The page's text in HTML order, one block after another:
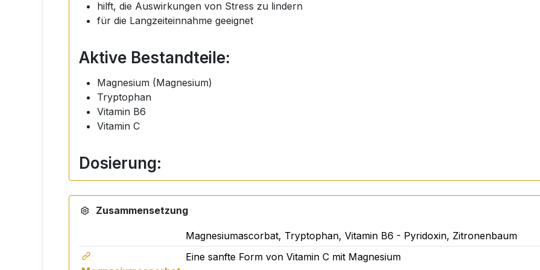
hilft, die Auswirkungen von Stress zu lindern
für die Langzeiteinnahme geeignet
Aktive Bestandteile:
Magnesium (Magnesium)
Tryptophan
Vitamin B6
Vitamin C
Dosierung:
Magnesiumascorbat, Tryptophan, Vitamin B6 (Pyridoxinhydrochlorid), Glycerin, ätherisches Öl von
Ascorbinsäure), gereinigtes Wasser, Kaliumsorbat.
Zusammensetzung
Magnesiumascorbat, Tryptophan, Vitamin B6 - Pyridoxin, Zitronenbaum
Eine sanfte Form von Vitamin C mit Magnesium